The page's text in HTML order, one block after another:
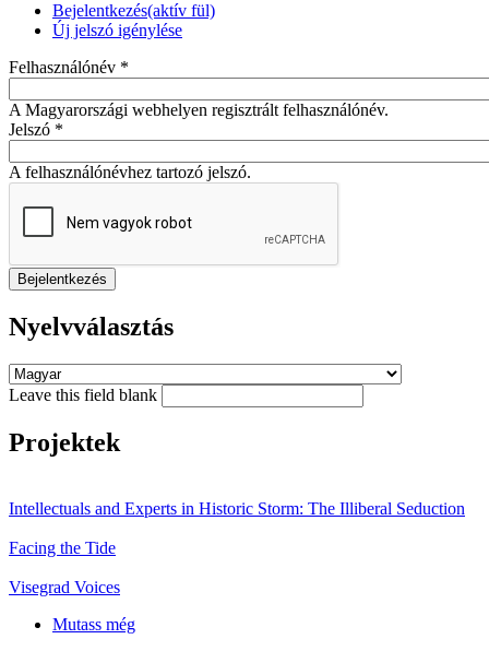
Bejelentkezés(aktív fül)
Új jelszó igénylése
Felhasználónév *
A Magyarországi webhelyen regisztrált felhasználónév.
Jelszó *
A felhasználónévhez tartozó jelszó.
Nyelvválasztás
Leave this field blank
Projektek
Intellectuals and Experts in Historic Storm: The Illiberal Seduction
Facing the Tide
Visegrad Voices
Mutass még